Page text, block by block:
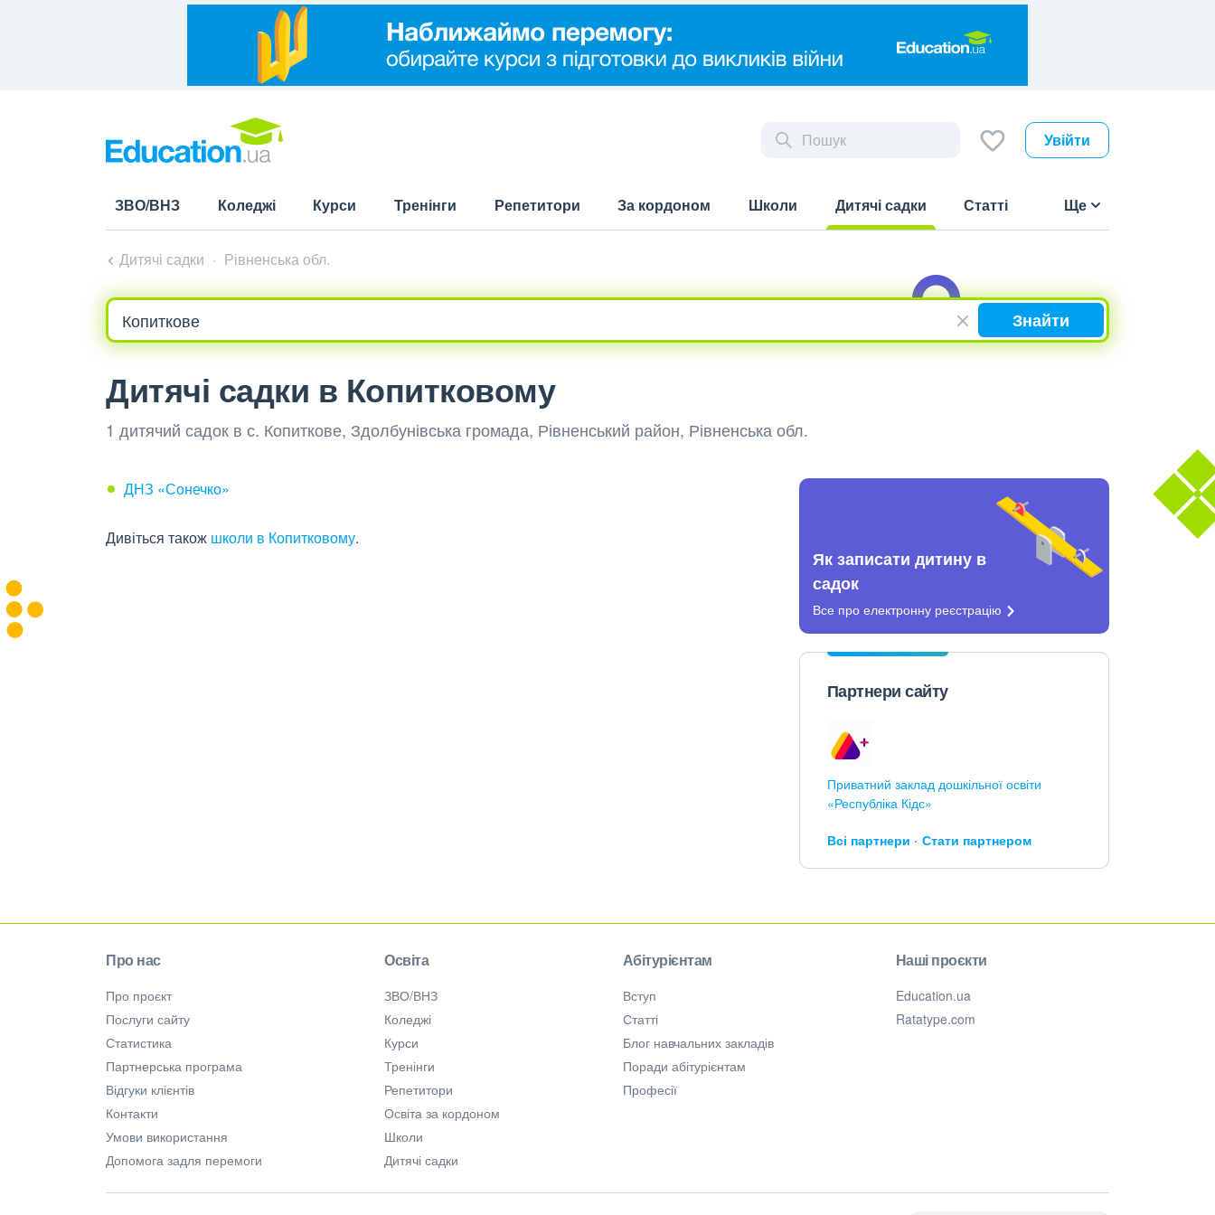
Увійти
ЗВО/ВНЗ Коледжі Курси Тренінги Репетитори За кордоном Школи
Дитячі садки
Статті Ще
Дитячі садки Рівненська обл.
Знайти
Дитячі садки в Копитковому
1 дитячий садок в с. Копиткове, Здолбунівська громада, Рівненський район, Рівненська обл.
ДНЗ «Сонечко»
Дивіться також школи в Копитковому.
Як записати дитину в
садок
Все про електронну реєстрацію
Партнери сайту
Приватний заклад дошкільної освіти
«Республіка Кідс»
Всі партнери Стати партнером
Про нас
Про проєкт
Послуги сайту
Статистика
Партнерська програма
Відгуки клієнтів
Контакти
Умови використання
Допомога задля перемоги
Освіта
ЗВО/ВНЗ
Коледжі
Курси
Тренінги
Репетитори
Освіта за кордоном
Школи
Дитячі садки
Абітурієнтам
Вступ
Статті
Блог навчальних закладів
Поради абітурієнтам
Професії
Наші проєкти
Education.ua
Ratatype.com